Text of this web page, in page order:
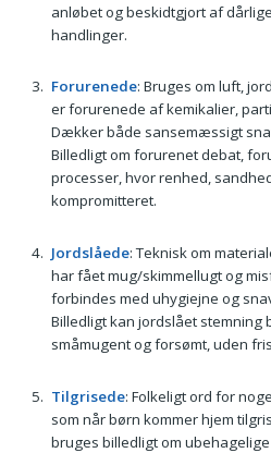
anløbet og beskidtgjort af
handlinger.
Forurenede: Bruges om luft,
er forurenede af kemikalier,
Dækker både sansemæssigt
Billedligt om forurenet debat,
processer, hvor renhed,
kompromitteret.
Jordslåede: Teknisk om
har fået mug/skimmellugt og
forbindes med uhygiejne og
Billedligt kan jordslået stemning
småmugent og forsømt, uden
Tilgrisede: Folkeligt ord for
som når børn kommer hjem
bruges billedligt om